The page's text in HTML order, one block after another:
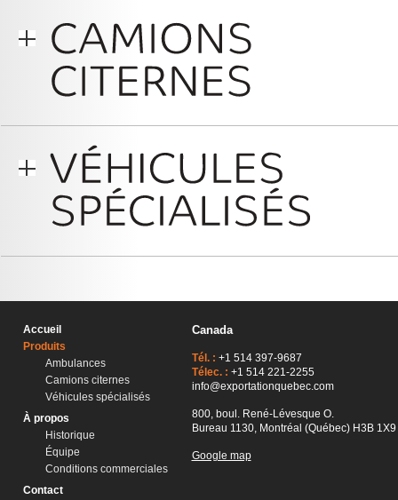
Accueil
Produits
Ambulances
Camions citernes
Véhicules spécialisés
À propos
Historique
Équipe
Conditions commerciales
Contact
Canada
Tél. : +1 514 397-9687
Télec. : +1 514 221-2255
info@exportationquebec.com
800, boul. René-Lévesque O.
Bureau 1130, Montréal (Québec) H3B 1X9
Google map